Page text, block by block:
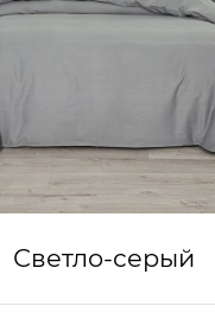
Светло-серый